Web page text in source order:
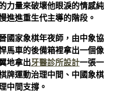
力量來破壞他眼淚的情感純
進進重生代主導的階段。
國家象棋年夜師，由中象協
馬車的後備箱裡拿出一個像
地拿出牙醫診所設計一張一
牌運動治理中間、中國象棋
中間支撐。